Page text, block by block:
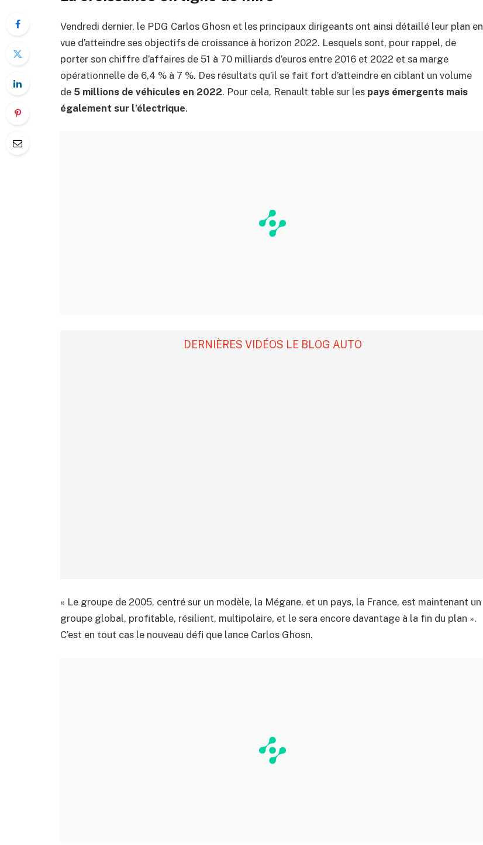
Vendredi dernier, le PDG Carlos Ghosn et les principaux dirigeants ont ainsi détaillé leur plan en
vue d’atteindre ses objectifs de croissance à horizon 2022. Lesquels sont, pour rappel, de
porter son chiffre d’affaires de 51 à 70 milliards d’euros entre 2016 et 2022 et sa marge
opérationnelle de 6,4 % à 7 %. Des résultats qu’il se fait fort d’atteindre en ciblant un volume
de 5 millions de véhicules en 2022. Pour cela, Renault table sur les pays émergents mais
également sur l’électrique.
DERNIÈRES VIDÉOS LE BLOG AUTO
« Le groupe de 2005, centré sur un modèle, la Mégane, et un pays, la France, est maintenant un
groupe global, profitable, résilient, multipolaire, et le sera encore davantage à la fin du plan ».
C’est en tout cas le nouveau défi que lance Carlos Ghosn.